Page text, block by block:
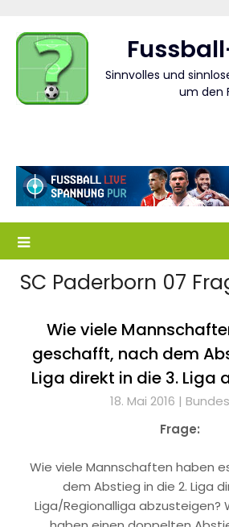
content
Sinnvolles und
um den
SC Paderborn 07
Wie viele
geschafft, nach dem
Liga direkt in die 3. Liga
18. Mai 2016 |
Frage:
Wie viele Mannschaften haben
dem Abstieg in die 2. Liga
Liga/Regionalliga abzusteigen?